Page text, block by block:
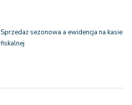
Sprzedaż sezonowa a ewidencja na kasie
fiskalnej